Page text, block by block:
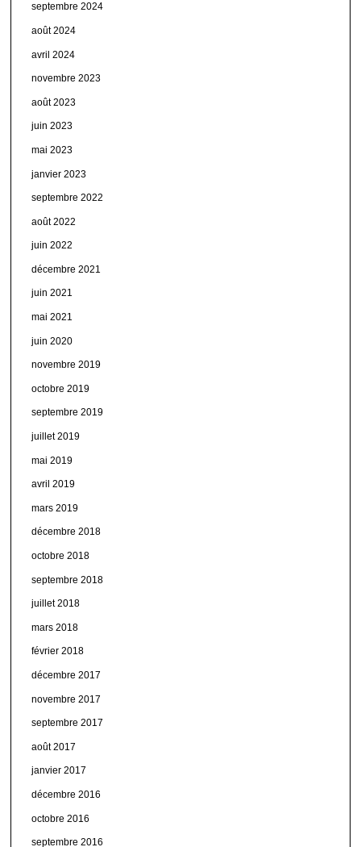
septembre 2024
août 2024
avril 2024
novembre 2023
août 2023
juin 2023
mai 2023
janvier 2023
septembre 2022
août 2022
juin 2022
décembre 2021
juin 2021
mai 2021
juin 2020
novembre 2019
octobre 2019
septembre 2019
juillet 2019
mai 2019
avril 2019
mars 2019
décembre 2018
octobre 2018
septembre 2018
juillet 2018
mars 2018
février 2018
décembre 2017
novembre 2017
septembre 2017
août 2017
janvier 2017
décembre 2016
octobre 2016
septembre 2016